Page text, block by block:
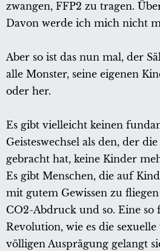
zwangen, FFP2 zu tragen.
Davon werde ich mich nicht
Aber so ist das nun mal, der
alle Monster, seine eigenen
oder her.
Es gibt vielleicht keinen
Geisteswechsel als den, der
gebracht hat, keine Kinder
Es gibt Menschen, die auf
mit gutem Gewissen zu fliegen
CO2-Abdruck und so. Eine so
Revolution, wie es die
völligen Ausprägung gelangt